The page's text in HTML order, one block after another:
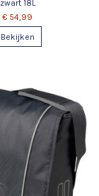
zwart 18L
€ 54,99
Bekijken